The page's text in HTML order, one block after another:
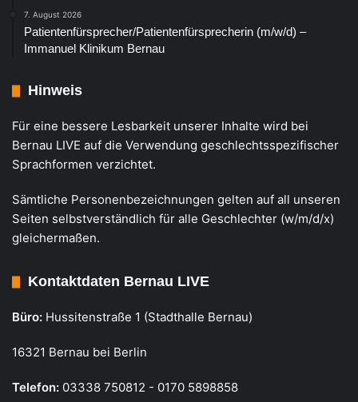
7. August 2026
Patientenfürsprecher/Patientenfürsprecherin (m/w/d) –
Immanuel Klinikum Bernau
Hinweis
Für eine bessere Lesbarkeit unserer Inhalte wird bei
Bernau LIVE auf die Verwendung geschlechtsspezifischer
Sprachformen verzichtet.
Sämtliche Personenbezeichnungen gelten auf all unseren
Seiten selbstverständlich für alle Geschlechter (w/m/d/x)
gleichermaßen.
Kontaktdaten Bernau LIVE
Büro: Hussitenstraße 1 (Stadthalle Bernau)
16321 Bernau bei Berlin
Telefon: 03338 750812 - 0170 5898858